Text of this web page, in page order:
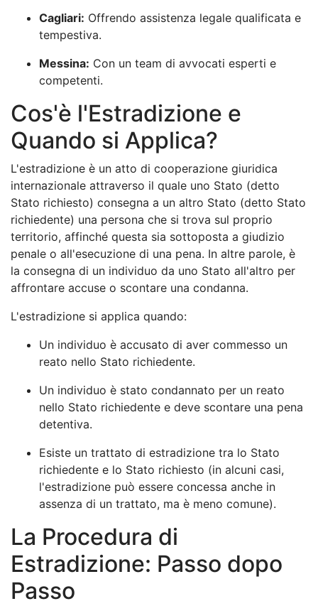
Cagliari: Offrendo assistenza legale qualificata e
tempestiva.
Messina: Con un team di avvocati esperti e
competenti.
Cos'è l'Estradizione e
Quando si Applica?
L'estradizione è un atto di cooperazione giuridica
internazionale attraverso il quale uno Stato (detto
Stato richiesto) consegna a un altro Stato (detto Stato
richiedente) una persona che si trova sul proprio
territorio, affinché questa sia sottoposta a giudizio
penale o all'esecuzione di una pena. In altre parole, è
la consegna di un individuo da uno Stato all'altro per
affrontare accuse o scontare una condanna.
L'estradizione si applica quando:
Un individuo è accusato di aver commesso un
reato nello Stato richiedente.
Un individuo è stato condannato per un reato
nello Stato richiedente e deve scontare una pena
detentiva.
Esiste un trattato di estradizione tra lo Stato
richiedente e lo Stato richiesto (in alcuni casi,
l'estradizione può essere concessa anche in
assenza di un trattato, ma è meno comune).
La Procedura di
Estradizione: Passo dopo
Passo